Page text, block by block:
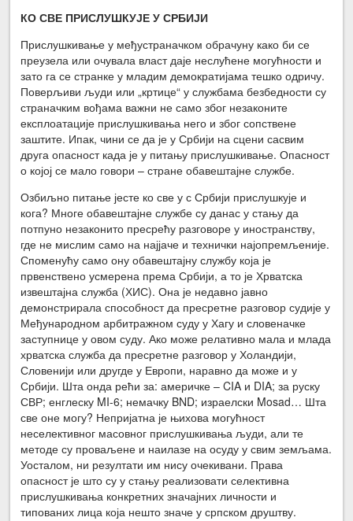
КО СВЕ ПРИСЛУШКУЈЕ У СРБИЈИ
Прислушкивање у међустраначком обрачуну како би се
преузела или очувала власт даје неслућене могућности и
зато га се странке у младим демократијама тешко одричу.
Поверљиви људи или „кртице“ у службама безбедности су
страначким вођама важни не само због незаконите
експлоатације прислушкивања него и због сопствене
заштите. Ипак, чини се да је у Србији на сцени сасвим
друга опасност када је у питању прислушкивање. Опасност
о којој се мало говори – стране обавештајне службе.
Озбиљно питање јесте ко све у с Србији прислушкује и
кога? Многе обавештајне службе су данас у стању да
потпуно незаконито пресрећу разговоре у иностранству,
где не мислим само на најјаче и технички најопремљеније.
Споменућу само ону обавештајну службу која је
првенствено усмерена према Србији, а то је Хрватска
извештајна служба (ХИС). Она је недавно јавно
демонстрирала способност да пресретне разговор судије у
Међународном арбитражном суду у Хагу и словеначке
заступнице у овом суду. Ако може релативно мала и млада
хрватска служба да пресретне разговор у Холандији,
Словенији или другде у Европи, наравно да може и у
Србији. Шта онда рећи за: америчке – CIA и DIA; за руску
СВР; енглеску MI-6; немачку BND; израелски Mosad… Шта
све оне могу? Непријатна је њихова могућност
неселективног масовног прислушкивања људи, али те
методе су проваљене и наилазе на осуду у свим земљама.
Уосталом, ни резултати им нису очекивани. Права
опасност је што су у стању реализовати селективна
прислушкивања конкретних значајних личности и
типованих лица која нешто значе у српском друштву.